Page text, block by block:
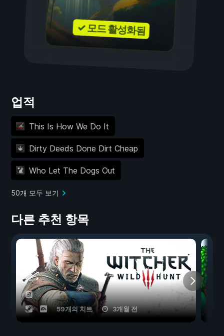
✓ 모드 활성화됨
업적
This Is How We Do It
Dirty Deeds Done Dirt Cheap
Who Let The Dogs Out
50개 모두 보기
다른 추천 항목
59개의 치트 3개월 전